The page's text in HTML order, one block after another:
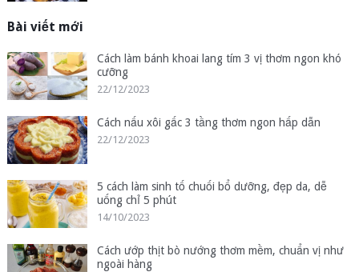
Bài viết mới
Cách làm bánh khoai lang tím 3 vị thơm ngon khó
cưỡng
22/12/2023
Cách nấu xôi gấc 3 tầng thơm ngon hấp dẫn
22/12/2023
5 cách làm sinh tố chuối bổ dưỡng, đẹp da, dễ
uống chỉ 5 phút
14/10/2023
Cách ướp thịt bò nướng thơm mềm, chuẩn vị như
ngoài hàng